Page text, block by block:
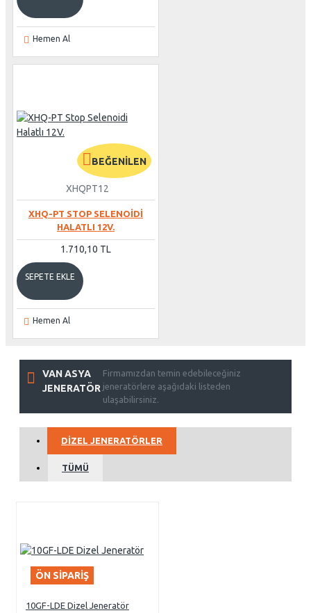
Hemen Al
BEĞENILEN
XHQPT12
XHQ-PT STOP SELENOIDI
HALATLI 12V.
1.710,10 TL
SEPETE EKLE
Hemen Al
VAN ASYA
JENERATÖR
Firmamızdan temin edebileceğiniz
jeneratörlere aşağıdaki listeden
ulaşabilirsiniz.
DIZEL JENERATÖRLER
TÜMÜ
ÖN SIPARIŞ
10GF-LDE Dizel Jeneratör